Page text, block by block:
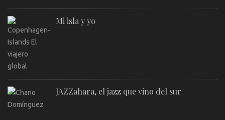
Mi isla y yo
JAZZahara, el jazz que vino del sur